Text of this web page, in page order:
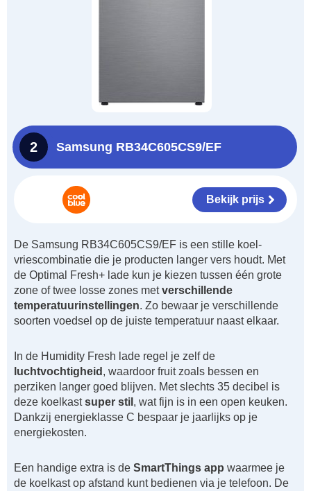
2 Samsung RB34C605CS9/EF
Bekijk prijs
De Samsung RB34C605CS9/EF is een stille koel-
vriescombinatie die je producten langer vers houdt. Met
de Optimal Fresh+ lade kun je kiezen tussen één grote
zone of twee losse zones metverschillende
temperatuurinstellingen. Zo bewaar je verschillende
soorten voedsel op de juiste temperatuur naast elkaar.
In de Humidity Fresh lade regel je zelf de
luchtvochtigheid , waardoor fruit zoals bessen en
perziken langer goed blijven. Met slechts 35 decibel is
deze koelkastsuper stil , wat fijn is in een open keuken.
Dankzij energieklasse C bespaar je jaarlijks op je
energiekosten.
Een handige extra is de SmartThings app waarmee je
de koelkast op afstand kunt bedienen via je telefoon. De